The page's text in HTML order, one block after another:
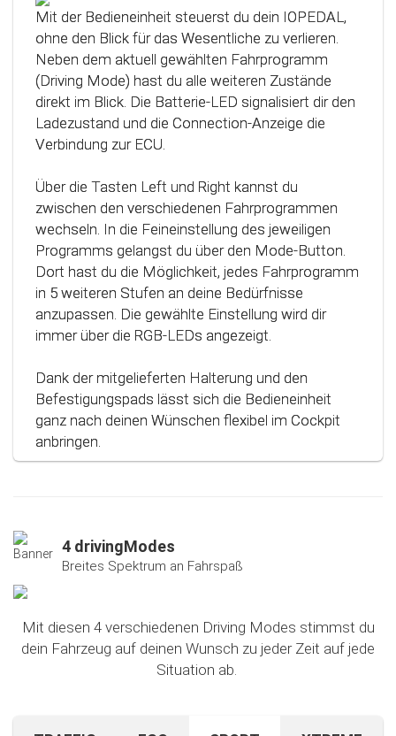
Mit der Bedieneinheit steuerst du dein IOPEDAL,
ohne den Blick für das Wesentliche zu verlieren.
Neben dem aktuell gewählten Fahrprogramm
(Driving Mode) hast du alle weiteren Zustände
direkt im Blick. Die Batterie-LED signalisiert dir den
Ladezustand und die Connection-Anzeige die
Verbindung zur ECU.
Über die Tasten Left und Right kannst du
zwischen den verschiedenen Fahrprogrammen
wechseln. In die Feineinstellung des jeweiligen
Programms gelangst du über den Mode-Button.
Dort hast du die Möglichkeit, jedes Fahrprogramm
in 5 weiteren Stufen an deine Bedürfnisse
anzupassen. Die gewählte Einstellung wird dir
immer über die RGB-LEDs angezeigt.
Dank der mitgelieferten Halterung und den
Befestigungspads lässt sich die Bedieneinheit
ganz nach deinen Wünschen flexibel im Cockpit
anbringen.
intelligente Kalibrierfunktion. Direkt nach dem
Einbau des IOPEDAL werden alle notwendigen
Informationen des Gaspedals automatisch
analysiert und zu einem optimierten individuellen
Kennfeld verarbeitet. Dadurch werden die
einzelnen Fahrmodi (Fahrprogramme)
automatisch an die Charakteristik des Gaspedals
Technologie werden alle Potenziale deines
Fahrzeuges erkannt und können optimal genutzt
werden.
4 drivingModes
Breites Spektrum an Fahrspaß
Mit diesen 4 verschiedenen Driving Modes stimmst du
dein Fahrzeug auf deinen Wunsch zu jeder Zeit auf jede
Situation ab.